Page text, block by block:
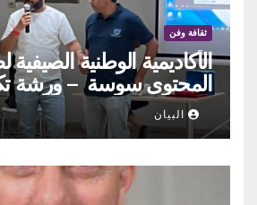
ثقافة وفن
الأكاديمية الوطنية الصيفية
المحتوى سوسة – ورشة
الحوكمة التشاركية
البيان